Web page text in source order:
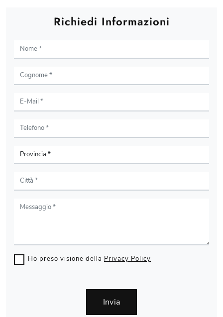
Richiedi Informazioni
Ho preso visione della Privacy Policy
Invia